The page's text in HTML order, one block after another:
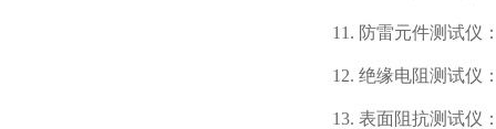
11. 防雷元件测试仪
12. 绝缘电阻测试仪
13. 表面阻抗测试仪